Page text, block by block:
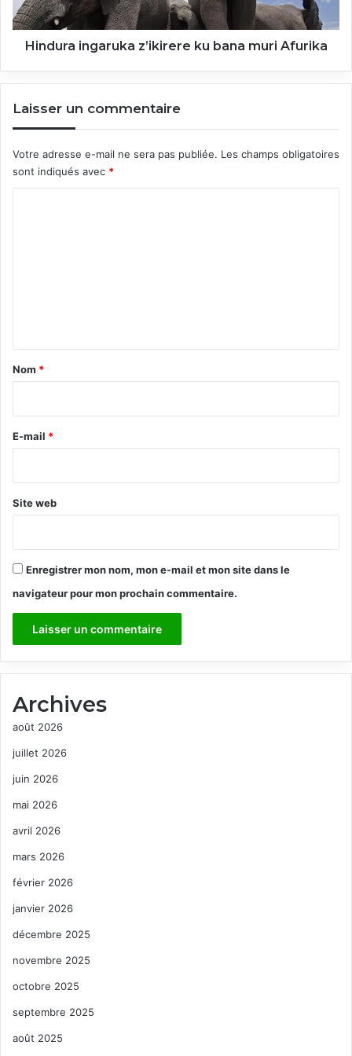
Hindura ingaruka z’ikirere ku bana muri Afurika
Laisser un commentaire
Votre adresse e-mail ne sera pas publiée. Les champs obligatoires
sont indiqués avec *
a
e
Nom *
E-mail *
Site web
Enregistrer mon nom, mon e-mail et mon site dans le
navigateur pour mon prochain commentaire.
Archives
août 2026
juillet 2026
juin 2026
mai 2026
avril 2026
mars 2026
février 2026
janvier 2026
décembre 2025
novembre 2025
octobre 2025
septembre 2025
août 2025